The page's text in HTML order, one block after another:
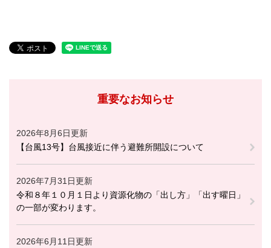
重要なお知らせ
2026年8月6日更新
【台風13号】台風接近に伴う避難所開設について
2026年7月31日更新
令和８年１０月１日より資源化物の「出し方」「出す曜日」
の一部が変わります。
2026年6月11日更新